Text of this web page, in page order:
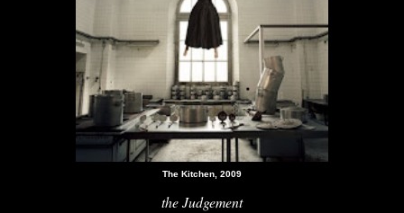
The Kitchen, 2009
the Judgement